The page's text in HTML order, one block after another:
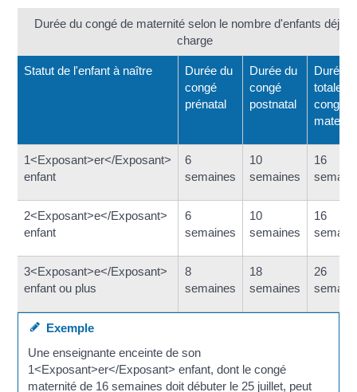
Durée du congé de maternité selon le nombre d'enfants déjà à
charge
Statut de l'enfant à naître
Durée du
congé
prénatal
Durée du
congé
postnatal
Durée
totale
congé
1<Exposant>er</Exposant>
enfant
6
semaines
10
semaines
16
2<Exposant>e</Exposant>
enfant
6
semaines
10
semaines
16
3<Exposant>e</Exposant>
enfant ou plus
8
semaines
18
semaines
26
Exemple
Une enseignante enceinte de son
1<Exposant>er</Exposant> enfant, dont le congé
maternité de 16 semaines doit débuter le 25 juillet, peut